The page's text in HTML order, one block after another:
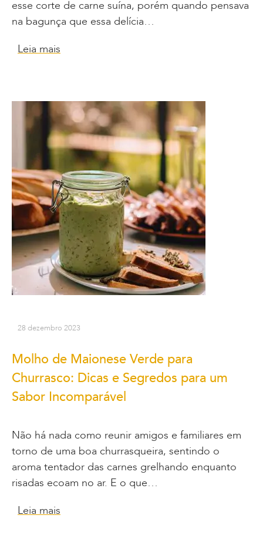
esse corte de carne suína, porém quando pensava
na bagunça que essa delícia…
Leia mais
28 dezembro 2023
Molho de Maionese Verde para
Churrasco: Dicas e Segredos para um
Sabor Incomparável
Não há nada como reunir amigos e familiares em
torno de uma boa churrasqueira, sentindo o
aroma tentador das carnes grelhando enquanto
risadas ecoam no ar. E o que…
Leia mais